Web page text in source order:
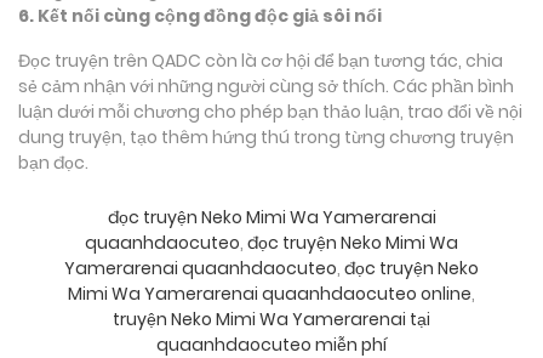
6. Kết nối cùng cộng đồng độc giả sôi nổi
Đọc truyện trên QADC còn là cơ hội để bạn tương tác, chia
sẻ cảm nhận với những người cùng sở thích. Các phần bình
luận dưới mỗi chương cho phép bạn thảo luận, trao đổi về nội
dung truyện, tạo thêm hứng thú trong từng chương truyện
bạn đọc.
đọc truyện Neko Mimi Wa Yamerarenai
quaanhdaocuteo, đọc truyện Neko Mimi Wa
Yamerarenai quaanhdaocuteo, đọc truyện Neko
Mimi Wa Yamerarenai quaanhdaocuteo online,
truyện Neko Mimi Wa Yamerarenai tại
quaanhdaocuteo miễn phí